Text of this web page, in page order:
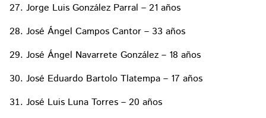
Jorge Luis González Parral – 21 años
José Ángel Campos Cantor – 33 años
José Ángel Navarrete González – 18 años
José Eduardo Bartolo Tlatempa – 17 años
José Luis Luna Torres – 20 años